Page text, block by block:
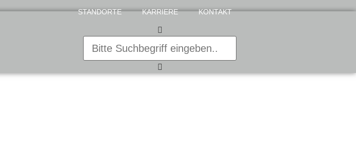
STANDORTE KARRIERE KONTAKT